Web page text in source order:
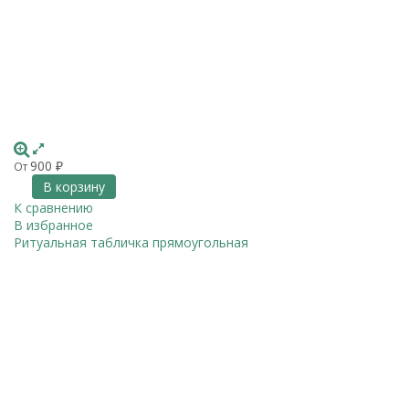
От 900 ₽
В корзину
К сравнению
В избранное
Ритуальная табличка прямоугольная